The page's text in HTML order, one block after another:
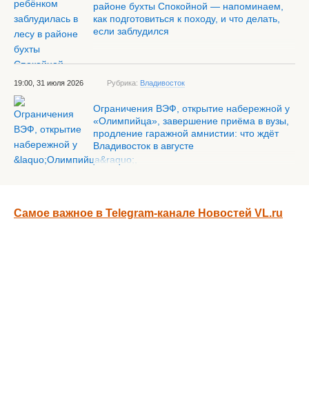
районе бухты Спокойной — напоминаем,
как подготовиться к походу, и что делать,
если заблудился
19:00, 31 июля 2026 Рубрика: Владивосток
Ограничения ВЭФ, открытие набережной у
«Олимпийца», завершение приёма в вузы,
продление гаражной амнистии: что ждёт
Владивосток в августе
Самое важное в Telegram-канале Новостей VL.ru